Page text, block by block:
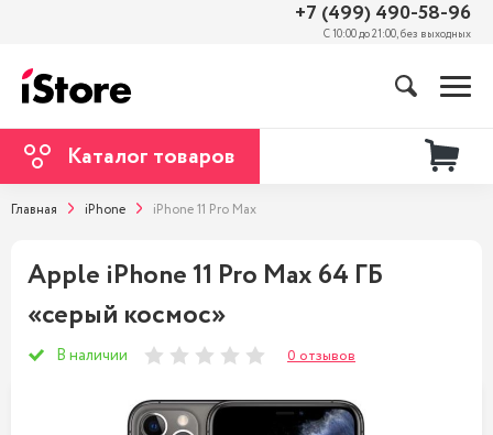
+7 (499) 490-58-96
С 10:00 до 21:00, без выходных
Каталог товаров
Главная iPhone iPhone 11 Pro Max
Apple iPhone 11 Pro Max 64 ГБ
«серый космос»
В наличии 0 отзывов